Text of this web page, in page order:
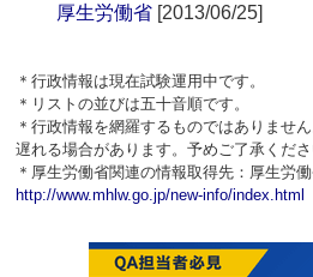
厚生労働省 [2013/06/25]
＊行政情報は現在試験運用中です。
＊リストの並びは五十音順です。
＊行政情報を網羅するものではありませ
遅れる場合があります。予めご了承くださ
＊厚生労働省関連の情報取得先：厚生労
http://www.mhlw.go.jp/new-info/index.html